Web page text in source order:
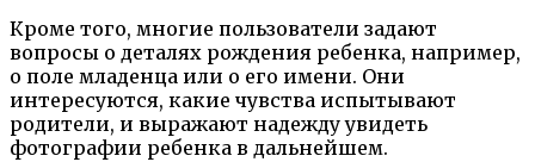
Кроме того, многие пользователи задают
вопросы о деталях рождения ребенка, например,
о поле младенца или о его имени. Они
интересуются, какие чувства испытывают
родители, и выражают надежду увидеть
фотографии ребенка в дальнейшем.